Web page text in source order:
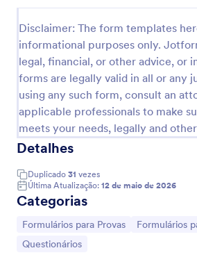
Disclaimer: The form templates
informational purposes only.
legal, financial, or other advice, or
forms are legally valid in all or any
using any such form, consult an
applicable professionals to make
meets your needs, legally and
Detalhes
Duplicado 31 vezes
Última Atualização: 12 de maio de 2026
Categorias
Ir para Categoria:
Formulários para Provas Ir para
Formulários
Ir para Categoria:
Questionários
remoto. Os alunos podem
dispositivo.
Go to Category:
Formulários para Provas
Usar Modelo
Visualizar